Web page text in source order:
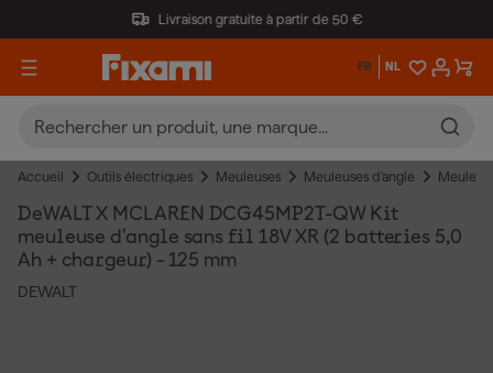
Livraison gratuite à partir de 50 €
FR NL
Accueil Outils électriques Meuleuses Meuleuses d'angle
DeWALT X MCLAREN DCG45MP2T-QW Kit
meuleuse d'angle sans fil 18V XR (2 batteries 5,0
Ah + chargeur) - 125 mm
DEWALT